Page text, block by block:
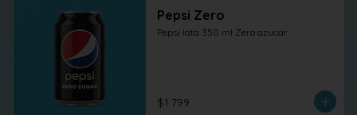
Pepsi Zero
Pepsi lata 350 ml Zero azucar
$1.799